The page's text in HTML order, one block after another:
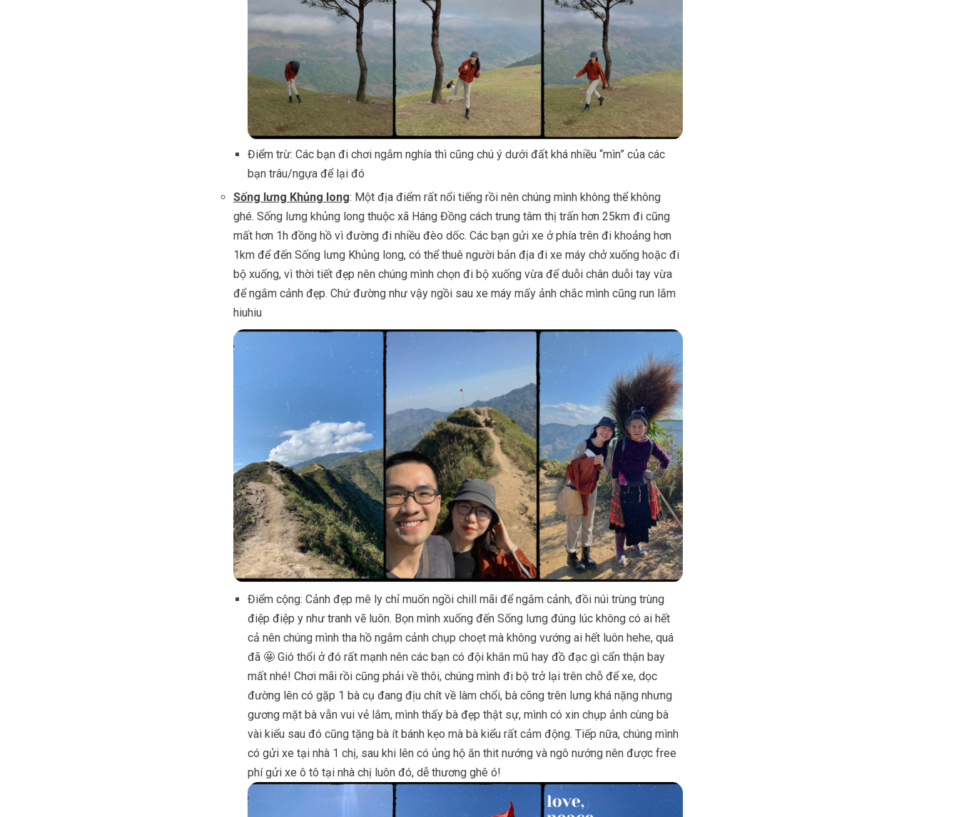
Điểm trừ: Các bạn đi chơi ngắm nghía thì cũng chú ý dưới đất khá nhiều “mìn” của các
bạn trâu/ngựa để lại đó
Sống lưng Khủng long: Một địa điểm rất nổi tiếng rồi nên chúng mình không thể không
ghé. Sống lưng khủng long thuộc xã Háng Đồng cách trung tâm thị trấn hơn 25km đi cũng
mất hơn 1h đồng hồ vì đường đi nhiều đèo dốc. Các bạn gửi xe ở phía trên đi khoảng hơn
1km để đến Sống lưng Khủng long, có thể thuê người bản địa đi xe máy chở xuống hoặc đi
bộ xuống, vì thời tiết đẹp nên chúng mình chọn đi bộ xuống vừa để duỗi chân duỗi tay vừa
để ngắm cảnh đẹp. Chứ đường như vậy ngồi sau xe máy mấy ảnh chắc mình cũng run lắm
hiuhiu
Điểm cộng: Cảnh đẹp mê ly chỉ muốn ngồi chill mãi để ngắm cảnh, đồi núi trùng trùng
điệp điệp y như tranh vẽ luôn. Bọn mình xuống đến Sống lưng đúng lúc không có ai hết
cả nên chúng mình tha hồ ngắm cảnh chụp choẹt mà không vướng ai hết luôn hehe, quá
đã 🤩 Gió thổi ở đó rất mạnh nên các bạn có đội khăn mũ hay đồ đạc gì cẩn thận bay
mất nhé! Chơi mãi rồi cũng phải về thôi, chúng mình đi bộ trở lại trên chỗ để xe, dọc
đường lên có gặp 1 bà cụ đang địu chít về làm chổi, bà cõng trên lưng khá nặng nhưng
gương mặt bà vẫn vui vẻ lắm, mình thấy bà đẹp thật sự, mình có xin chụp ảnh cùng bà
vài kiểu sau đó cũng tặng bà ít bánh kẹo mà bà kiểu rất cảm động. Tiếp nữa, chúng mình
có gửi xe tại nhà 1 chị, sau khi lên có ủng hộ ăn thit nướng và ngô nướng nên được free
phí gửi xe ô tô tại nhà chị luôn đó, dễ thương ghê ó!